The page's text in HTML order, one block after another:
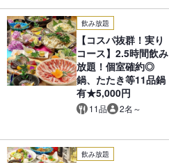
飲み放題
【コスパ抜群！実り
コース】2.5時間飲み
放題！個室確約◎
鍋、たたき等11品鍋
有★5,000円
11品 2名～
飲み放題